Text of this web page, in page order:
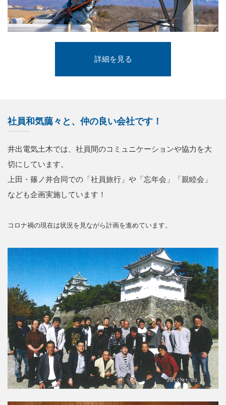
詳細を見る
社員和気藹々と、仲の良い会社です！
井出電気土木では、社員間のコミュニケーションや協力を大
切にしています。
上田・篠ノ井合同での「社員旅行」や「忘年会」「親睦会」
なども企画実施しています！
コロナ禍の現在は状況を見ながら計画を進めています。